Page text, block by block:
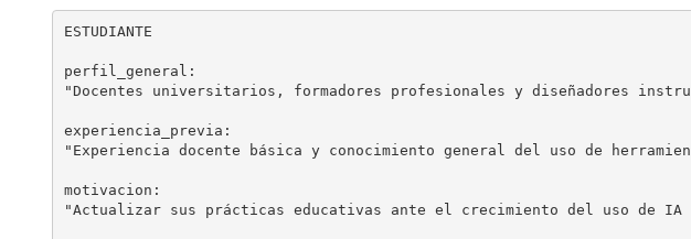
ESTUDIANTE
perfil_general:
"Docentes universitarios, formadores profesionales y diseñadores
experiencia_previa:
"Experiencia docente básica y conocimiento general del uso de
motivacion:
"Actualizar sus prácticas educativas ante el crecimiento del uso de